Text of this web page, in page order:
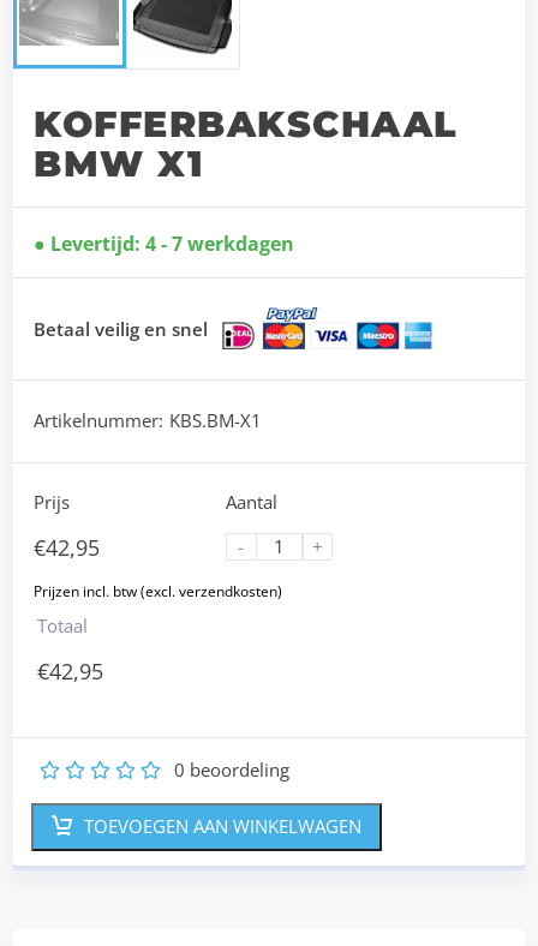
KOFFERBAKSCHAAL
BMW X1
Levertijd: 4 - 7 werkdagen
Betaal veilig en snel
Artikelnummer: KBS.BM-X1
Prijs
€42,95
Aantal
-
+
Totaal
€42,95
5
4
3
2 0 beoordeling
TOEVOEGEN AAN WINKELWAGEN